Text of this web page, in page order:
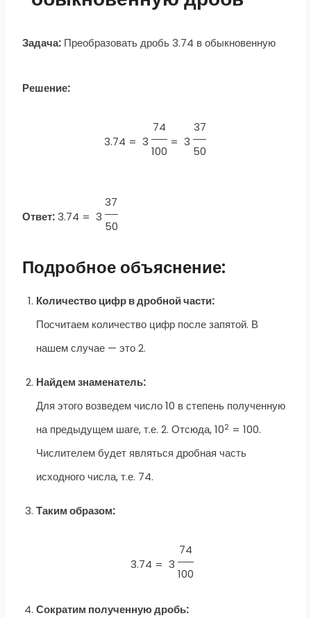
Задача:Преобразовать дробь 3.74 в обыкновенную
Решение:
3.74 = 3
74
100
= 3
37
50
Ответ: 3.74 = 3
37
50
Подробное объяснение:
Количество цифр в дробной части:
Посчитаем количество цифр после запятой. В
нашем случае — это 2.
Найдем знаменатель:
Для этого возведем число 10 в степень полученную
на предыдущем шаге, т.е. 2. Отсюда, 102= 100.
Числителем будет являться дробная часть
исходного числа, т.е. 74.
Таким образом:
3.74 = 3
74
100
Сократим полученную дробь: